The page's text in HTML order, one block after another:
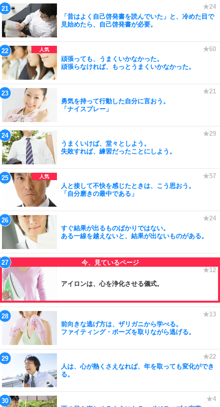
「昔はよく自己啓発書を読んでいた」と、冷めた目で
見始めたら、自己啓発書が必要。
頑張っても、うまくいかなかった。
頑張らなければ、もっとうまくいかなかった。
勇気を持って行動した自分に言おう。
「ナイスプレー」
うまくいけば、堂々としよう。
失敗すれば、練習だったことにしよう。
人と接して不快を感じたときは、こう思おう。
「自分磨きの最中である」
すぐ結果が出るものばかりではない。
ある一線を越えないと、結果が出ないものがある。
アイロンは、心を浄化させる儀式。
前向きな逃げ方は、ザリガニから学べる。
ファイティング・ポーズを取りながら逃げる。
人は、心が熱くさえなれば、年を取っても変化ができ
る。